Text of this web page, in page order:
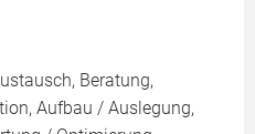
Beratung,
Aufbau / Auslegung,